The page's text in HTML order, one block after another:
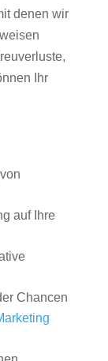
denen wir
Ihr
auf Ihre
Chancen